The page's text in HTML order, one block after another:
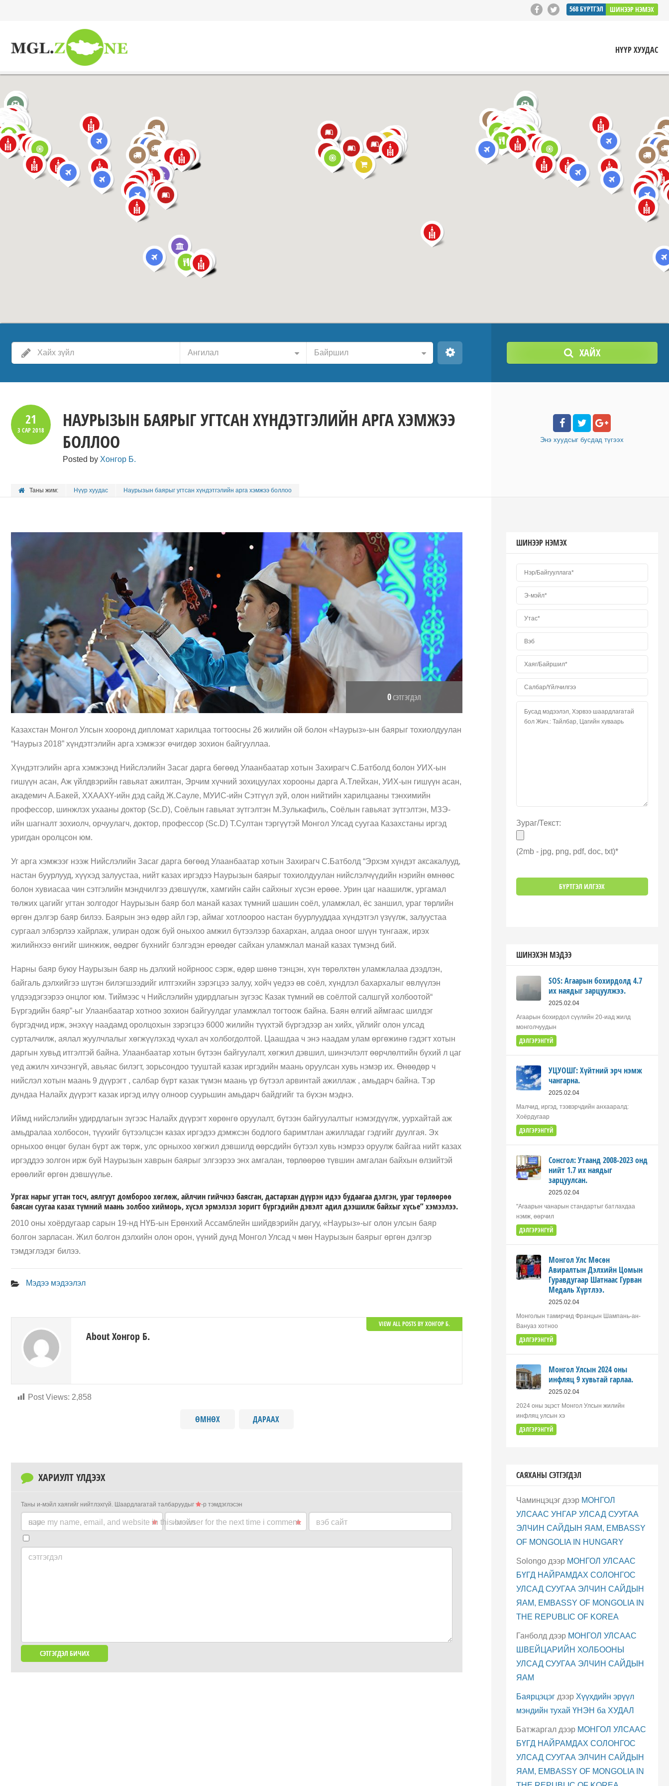
568БҮРТГЭЛ ШИНЭЭР НЭМЭХ
НҮҮР ХУУДАС
Ангилал Байршил ХАЙХ
21
3 САР2018
НАУРЫЗЫН БАЯРЫГ УГТСАН ХҮНДЭТГЭЛИЙН АРГА ХЭМЖЭЭ
БОЛЛОО
Posted by Хонгор Б.
Таны жим: Нүүр хуудас Наурызын баярыг угтсан хүндэтгэлийн арга хэмжээ боллоо
Энэ хуудсыг бусдад түгээх
0СЭТГЭГДЭЛ
Казахстан Монгол Улсын хооронд дипломат харилцаа тогтоосны 26 жилийн ой болон «Наурыз»-ын баярыг тохиолдуулан
“Наурыз 2018” хүндэтгэлийн арга хэмжээг өчигдөр зохион байгууллаа.
Хүндэтгэлийн арга хэмжээнд Нийслэлийн Засаг дарга бөгөөд Улаанбаатар хотын Захирагч С.Батболд болон УИХ-ын
гишүүн асан, Аж үйлдвэрийн гавьяат ажилтан, Эрчим хүчний зохицуулах хорооны дарга А.Тлейхан, УИХ-ын гишүүн асан,
академич А.Бакей, ХХААХҮ-ийн дэд сайд Ж.Сауле, МУИС-ийн Сэтгүүл зүй, олон нийтийн харилцааны тэнхимийн
профессор, шинжлэх ухааны доктор (Sc.D), Соёлын гавьяат зүтгэлтэн М.Зулькафиль, Соёлын гавьяат зүтгэлтэн, МЗЭ-
ийн шагналт зохиолч, орчуулагч, доктор, профессор (Sc.D) Т.Султан тэргүүтэй Монгол Улсад суугаа Казахстаны иргэд
уригдан оролцсон юм.
Уг арга хэмжээг нээж Нийслэлийн Засаг дарга бөгөөд Улаанбаатар хотын Захирагч С.Батболд “Эрхэм хүндэт аксакалууд,
настан буурлууд, хүүхэд залуустаа, нийт казах иргэдээ Наурызын баярыг тохиолдуулан нийслэлчүүдийн нэрийн өмнөөс
болон хувиасаа чин сэтгэлийн мэндчилгээ дэвшүүлж, хамгийн сайн сайхныг хүсэн ерөөе. Урин цаг наашилж, ургамал
төлжих цагийг угтан золгодог Наурызын баяр бол манай казах түмний шашин соёл, уламжлал, ёс заншил, ураг төрлийн
өргөн дэлгэр баяр билээ. Баярын энэ өдөр айл гэр, аймаг хотлоороо настан буурлууддаа хүндэтгэл үзүүлж, залуустаа
сургаал элбэрлээ хайрлаж, улиран одож буй оныхоо амжил бүтээлээр бахархан, алдаа оноог шүүн тунгааж, ирэх
жилийнхээ өнгийг шинжиж, өөдрөг бүхнийг бэлгэдэн ерөөдөг сайхан уламжлал манай казах түмэнд бий.
Нарны баяр буюу Наурызын баяр нь дэлхий нойрноос сэрж, өдөр шөнө тэнцэн, хүн төрөлхтөн уламжлалаа дээдлэн,
байгаль дэлхийгээ шүтэн билэгшээдийг илтгэхийн зэрэгцээ залуу, хойч үедээ өв соёл, хүндлэл бахархалыг өвлүүлэн
үлдээдэгээрээ онцлог юм. Тиймээс ч Нийслэлийн удирдлагын зүгээс Казак түмний өв соёлтой салшгүй холбоотой“
Бүргэдийн баяр”-ыг Улаанбаатар хотноо зохион байгуулдаг уламжлал тогтоож байна. Баян өлгий аймгаас шилдэг
бүргэдчид ирж, энэхүү наадамд оролцохын зэрэгцээ 6000 жилийн түүхтэй бүргэдээр ан хийх, үйлийг олон улсад
сурталчилж, аялал жуулчлалыг хөгжүүлэхэд чухал ач холбогдолтой. Цаашдаа ч энэ наадам улам өргөжинө гэдэгт хотын
даргын хувьд итгэлтэй байна. Улаанбаатар хотын бүтээн байгуулалт, хөгжил дэвшил, шинэчлэлт өөрчлөлтийн бүхий л цаг
үед ажилч хичээнгүй, авьяас билэгт, зорьсондоо тууштай казак иргэдийн маань оруулсан хувь нэмэр их. Өнөөдөр ч
нийслэл хотын маань 9 дүүрэгт , салбар бүрт казак түмэн маань үр бүтээл арвинтай ажиллаж , амьдарч байна. Тэр
дундаа Налайх дүүрэгт казак иргэд илүү олноор суурьшин амьдарч байдгийг та бүхэн мэднэ.
Иймд нийслэлийн удирдлагын зүгээс Налайх дүүрэгт хөрөнгө оруулалт, бүтээн байгуулалтыг нэмэгдүүлж, уурхайтай аж
амьдралаа холбосон, түүхийг бүтээлцсэн казах иргэдээ дэмжсэн бодлого баримтлан ажилладаг гэдгийг дуулгая. Эх
орныхоо өнцөг булан бүрт аж төрж, улс орныхоо хөгжил дэвшилд өөрсдийн бүтээл хувь нэмрээ оруулж байгаа нийт казах
иргэддээ золгон ирж буй Наурызын хаврын баярыг элгээрээ энх амгалан, төрлөөрөө түвшин амгалан байхын өлзийтэй
ерөөлийг өргөн дэвшүүлье.
Ургах нарыг угтан тосч, аялгуут домбороо хөглөж, айлчин гийчнээ баясган, дастархан дүүрэн идээ будаагаа дэлгэн, ураг төрлөөрөө
баясан суугаа казах түмний маань золбоо хийморь, хүсэл эрмэлзэл зоригт бүргэдийн дэвэлт адил дээшилж байхыг хүсье” хэмээлээ.
2010 оны хоёрдугаар сарын 19-нд НҮБ-ын Ерөнхий Ассамблейн шийдвэрийн дагуу, «Наурыз»-ыг олон улсын баяр
болгон зарласан. Жил болгон дэлхийн олон орон, үүний дунд Монгол Улсад ч мөн Наурызын баярыг өргөн дэлгэр
тэмдэглэдэг билээ.
Post Views: 2,858
Мэдээ мэдээлэл
About Хонгор Б.
VIEW ALL POSTS BY ХОНГОР Б.
ӨМНӨХ ДАРААХ
ХАРИУЛТ ҮЛДЭЭХ
Таны и-мэйл хаягийг нийтлэхгүй. Шаардлагатай талбаруудыг -р тэмдэглэсэн
нэр имэйл вэб сайт
save my name, email, and website in this browser for the next time i comment.
сэтгэгдэл
ШИНЭЭР НЭМЭХ
Зураг/Текст:
(2mb - jpg, png, pdf, doc, txt)*
ШИНЭХЭН МЭДЭЭ
SOS: Агаарын бохирдолд 4.7
их наядыг зарцуулжээ.
2025.02.04
Агаарын бохирдол сүүлийн 20-иад жилд
монголчуудын
ДЭЛГЭРЭНГҮЙ
УЦУОШГ: Хүйтний эрч нэмж
чангарна.
2025.02.04
Малчид, иргэд, тээвэрчдийн анхааралд:
Хоёрдугаар
ДЭЛГЭРЭНГҮЙ
Сонсгол: Утаанд 2008-2023 онд
нийт 1.7 их наядыг
зарцуулсан.
2025.02.04
"Агаарын чанарын стандартыг батлахдаа
нэмж, өөрчил
ДЭЛГЭРЭНГҮЙ
Монгол Улс Мөсөн
Авиралтын Дэлхийн Цомын
Гуравдугаар Шатнаас Гурван
Медаль Хүртлээ.
2025.02.04
Монголын тамирчид Францын Шампань-ан-
Вануаз хотноо
ДЭЛГЭРЭНГҮЙ
Монгол Улсын 2024 оны
инфляц 9 хувьтай гарлаа.
2025.02.04
2024 оны эцэст Монгол Улсын жилийн
инфляц улсын хэ
ДЭЛГЭРЭНГҮЙ
САЯХАНЫ СЭТГЭГДЭЛ
Чаминцэцэгдээр МОНГОЛ
УЛСААС УНГАР УЛСАД СУУГАА
ЭЛЧИН САЙДЫН ЯАМ, EMBASSY
OF MONGOLIA IN HUNGARY
Solongoдээр МОНГОЛ УЛСААС
БҮГД НАЙРАМДАХ СОЛОНГОС
УЛСАД СУУГАА ЭЛЧИН САЙДЫН
ЯАМ, EMBASSY OF MONGOLIA IN
THE REPUBLIC OF KOREA
Ганболд дээр МОНГОЛ УЛСААС
ШВЕЙЦАРИЙН ХОЛБООНЫ
УЛСАД СУУГАА ЭЛЧИН САЙДЫН
ЯАМ
Баярцэцэгдээр Хүүхдийн эрүүл
мэндийн тухай ҮНЭН ба ХУДАЛ
Батжаргалдээр МОНГОЛ УЛСААС
БҮГД НАЙРАМДАХ СОЛОНГОС
УЛСАД СУУГАА ЭЛЧИН САЙДЫН
ЯАМ, EMBASSY OF MONGOLIA IN